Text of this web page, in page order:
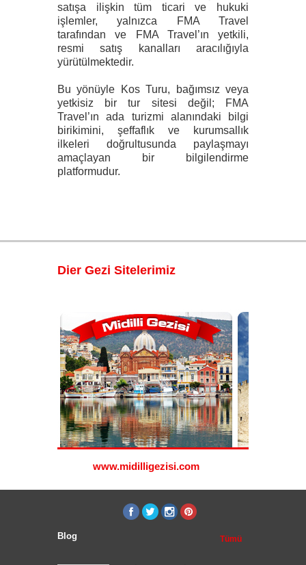
satışa ilişkin tüm ticari ve hukuki
işlemler, yalnızca FMA Travel
tarafından ve FMA Travel’ın yetkili,
resmi satış kanalları aracılığıyla
yürütülmektedir.
Bu yönüyle Kos Turu, bağımsız veya
yetkisiz bir tur sitesi değil; FMA
Travel’ın ada turizmi alanındaki bilgi
birikimini, şeffaflık ve kurumsallık
ilkeleri doğrultusunda paylaşmayı
amaçlayan bir bilgilendirme
platformudur.
Dier Gezi Sitelerimiz
www.midilligezisi.com
Blog Tümü